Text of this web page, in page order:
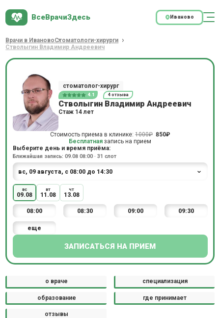
ВсеВрачиЗдесь Иваново
Врачи в ИвановоСтоматологи-хирурги
Стволыгин Владимир Андреевич
стоматолог-хирург
4.1 4 отзыва
Стволыгин Владимир Андреевич
Стаж 14 лет
Стоимость приема в клинике: 1000₽ 850₽
Бесплатная запись на прием
Выберите день и время приёма:
Ближайшая запись: 09.08 08:00 · 31 слот
вс
09.08
вт
11.08
чт
13.08
08:00 08:30 09:00 09:30
еще
ЗАПИСАТЬСЯ НА ПРИЕМ
о враче специализация
образование где принимает
отзывы